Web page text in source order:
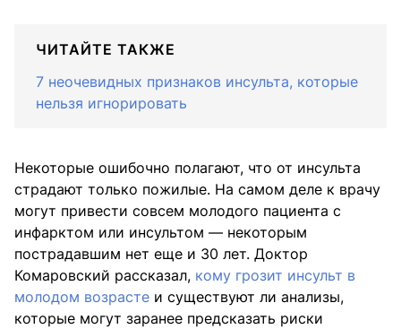
ЧИТАЙТЕ ТАКЖЕ
7 неочевидных признаков инсульта, которые
нельзя игнорировать
Некоторые ошибочно полагают, что от инсульта
страдают только пожилые. На самом деле к врачу
могут привести совсем молодого пациента с
инфарктом или инсультом — некоторым
пострадавшим нет еще и 30 лет. Доктор
Комаровский рассказал, кому грозит инсульт в
молодом возрасте и существуют ли анализы,
которые могут заранее предсказать риски